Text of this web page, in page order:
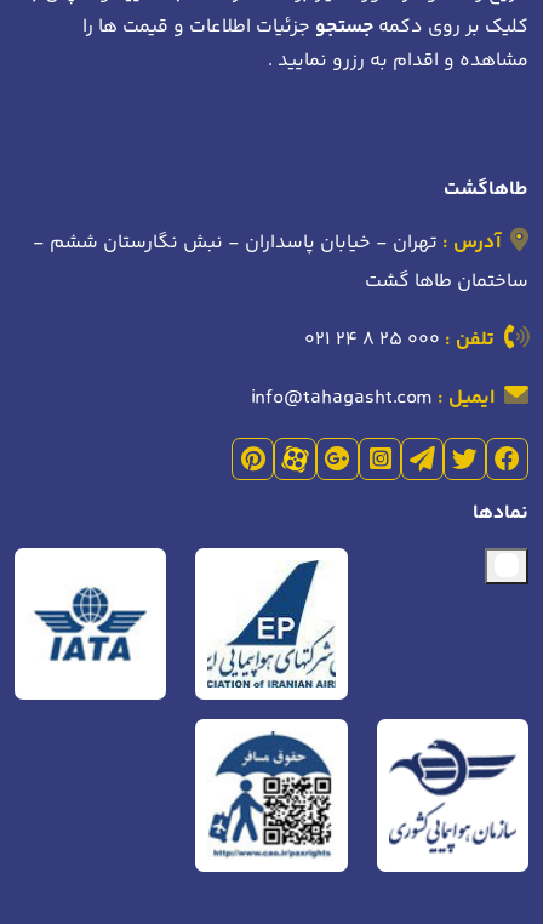
کلیک بر روی دکمه جستجو جزئیات اطلاعات و قیمت ها را
مشاهده و اقدام به رزرو نمایید .
طاهاگشت
آدرس : تهران - خیابان پاسداران - نبش نگارستان ششم -
ساختمان طاها گشت
تلفن : 021 24 8 25 000
ایمیل : info@tahagasht.com
نمادها